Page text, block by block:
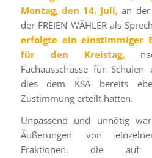
Montag, den 14. Juli, an
der FREIEN WÄHLER als
erfolgte ein einstimmiger
für den Kreistag,
Fachausschüsse für
dies dem KSA bereits
Zustimmung erteilt hatten.
Unpassend und unnötig
Äußerungen von
Fraktionen,
die auf